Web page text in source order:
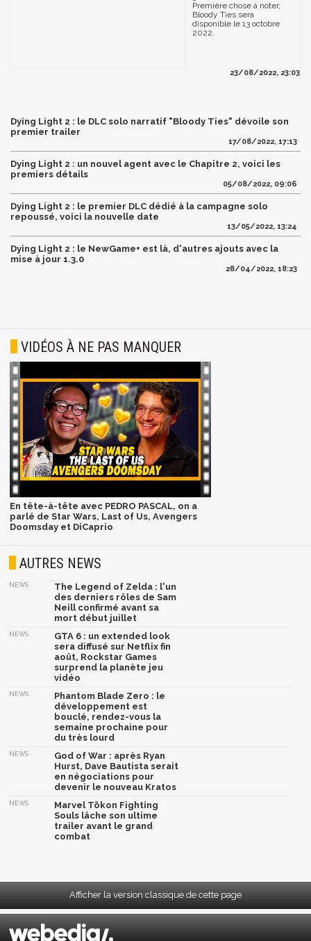
Première chose à noter,
Bloody Ties sera
disponible le 13 octobre
2022.
23/08/2022, 23:03
Dying Light 2 : le DLC solo narratif "Bloody Ties" dévoile son
premier trailer
17/08/2022, 17:13
Dying Light 2 : un nouvel agent avec le Chapitre 2, voici les
premiers détails
05/08/2022, 09:06
Dying Light 2 : le premier DLC dédié à la campagne solo
repoussé, voici la nouvelle date
13/05/2022, 13:24
Dying Light 2 : le NewGame+ est là, d'autres ajouts avec la
mise à jour 1.3.0
28/04/2022, 18:23
VIDÉOS À NE PAS MANQUER
En tête-à-tête avec PEDRO PASCAL, on a
parlé de Star Wars, Last of Us, Avengers
Doomsday et DiCaprio
AUTRES NEWS
NEWS
The Legend of Zelda : l'un
des derniers rôles de Sam
Neill confirmé avant sa
mort début juillet
NEWS
GTA 6 : un extended look
sera diffusé sur Netflix fin
août, Rockstar Games
surprend la planète jeu
vidéo
NEWS
Phantom Blade Zero : le
développement est
bouclé, rendez-vous la
semaine prochaine pour
du très lourd
NEWS
God of War : après Ryan
Hurst, Dave Bautista serait
en négociations pour
devenir le nouveau Kratos
NEWS
Marvel Tōkon Fighting
Souls lâche son ultime
trailer avant le grand
combat
Afficher la version classique de cette page